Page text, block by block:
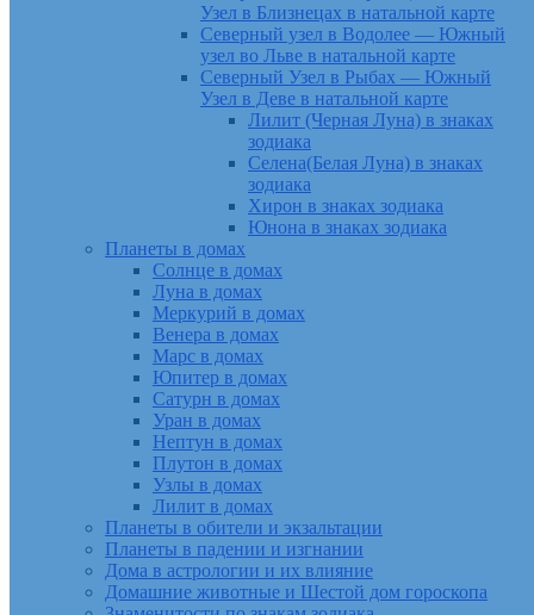
Узел в Близнецах в натальной карте
Северный узел в Водолее — Южный
узел во Льве в натальной карте
Северный Узел в Рыбах — Южный
Узел в Деве в натальной карте
Лилит (Черная Луна) в знаках
зодиака
Селена(Белая Луна) в знаках
зодиака
Хирон в знаках зодиака
Юнона в знаках зодиака
Планеты в домах
Солнце в домах
Луна в домах
Меркурий в домах
Венера в домах
Марс в домах
Юпитер в домах
Сатурн в домах
Уран в домах
Нептун в домах
Плутон в домах
Узлы в домах
Лилит в домах
Планеты в обители и экзальтации
Планеты в падении и изгнании
Дома в астрологии и их влияние
Домашние животные и Шестой дом гороскопа